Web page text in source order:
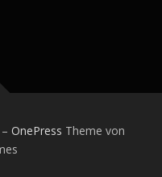
– OnePress Theme von